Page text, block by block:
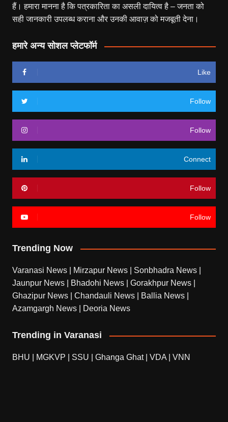
हैं। हमारा मानना है कि पत्रकारिता का असली दायित्व है – जनता को
सही जानकारी उपलब्ध कराना और उनकी आवाज़ को मजबूती देना।
हमारे अन्य सोशल प्लेटफॉर्म
Like
Follow
Follow
Connect
Follow
Follow
Trending Now
Varanasi News Mirzapur News Sonbhadra News
Jaunpur News
Bhadohi News Gorakhpur News
Ghazipur News
Chandauli News Ballia News
Azamgargh News
Deoria News
Trending in Varanasi
BHU MGKVP SSU Ghanga Ghat| VDA VNN